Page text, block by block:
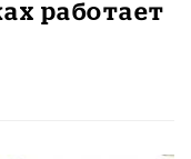
работает